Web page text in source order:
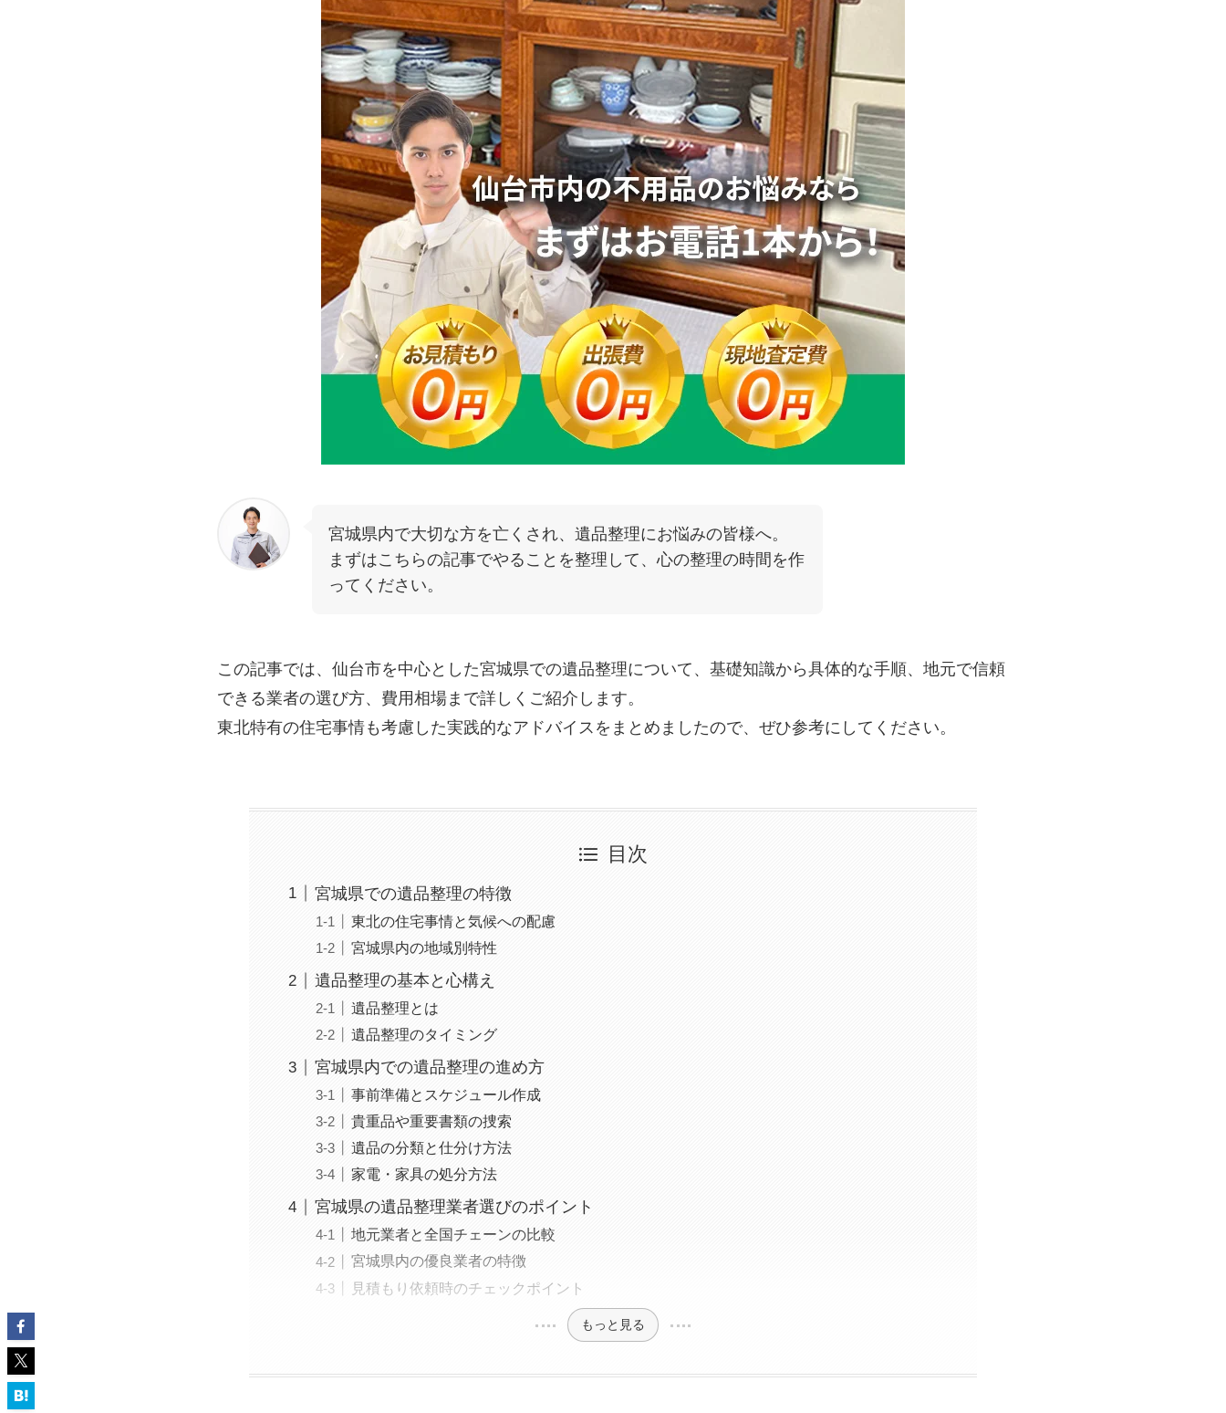
宮城県内で大切な方を亡くされ、遺品整理にお悩みの皆様へ。
まずはこちらの記事でやることを整理して、心の整理の時間を作
ってください。
この記事では、仙台市を中心とした宮城県での遺品整理について、基礎知識から具体的な手順、地元で信頼
できる業者の選び方、費用相場まで詳しくご紹介します。
東北特有の住宅事情も考慮した実践的なアドバイスをまとめましたので、ぜひ参考にしてください。
目次
宮城県での遺品整理の特徴
東北の住宅事情と気候への配慮
宮城県内の地域別特性
遺品整理の基本と心構え
遺品整理とは
遺品整理のタイミング
宮城県内での遺品整理の進め方
事前準備とスケジュール作成
貴重品や重要書類の捜索
遺品の分類と仕分け方法
家電・家具の処分方法
宮城県の遺品整理業者選びのポイント
地元業者と全国チェーンの比較
宮城県内の優良業者の特徴
見積もり依頼時のチェックポイント
もっと見る